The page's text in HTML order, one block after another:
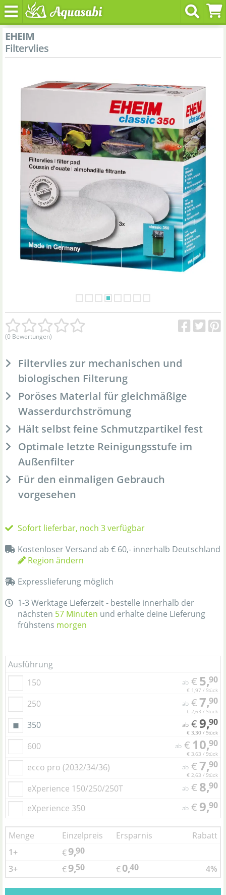
EHEIM
Filtervlies
(0 Bewertungen)
Filtervlies zur mechanischen und
biologischen Filterung
Poröses Material für gleichmäßige
Wasserdurchströmung
Hält selbst feine Schmutzpartikel fest
Optimale letzte Reinigungsstufe im
Außenfilter
Für den einmaligen Gebrauch
vorgesehen
Sofort lieferbar, noch 3 verfügbar
Kostenloser Versand ab € 60,- innerhalb Deutschland
Region ändern
Expresslieferung möglich
1-3 Werktage Lieferzeit - bestelle innerhalb der
nächsten 57 Minuten und erhalte deine Lieferung
frühstens morgen
Ausführung
150
ab € 5,90
€ 1,97 / Stück
250 ab €7,90
€ 2,63 / Stück
350 ab €9,90
€ 3,30 / Stück
600 ab € 10,90
€ 3,63 / Stück
ecco pro (2032/34/36) ab €7,90
€ 2,63 / Stück
eXperience 150/250/250T ab € 8,90
eXperience 350 ab € 9,90
Menge Einzelpreis Ersparnis
Rabatt
1+
€9,90
3+
€9,50 €0,40 4%